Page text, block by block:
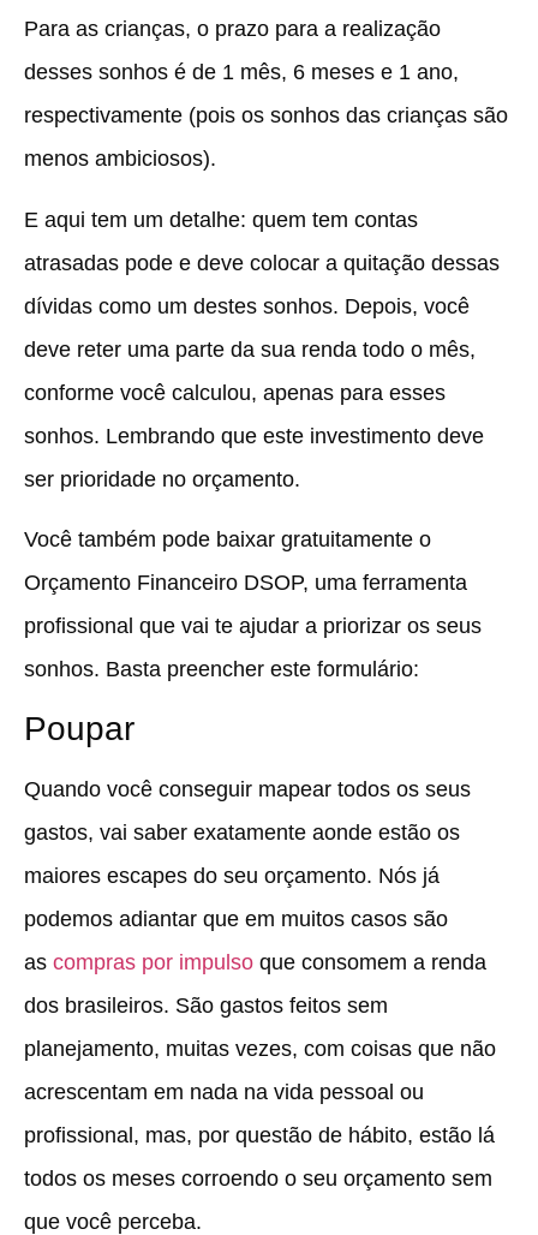
Para as crianças, o prazo para a realização
desses sonhos é de 1 mês, 6 meses e 1 ano,
respectivamente (pois os sonhos das crianças são
menos ambiciosos).
E aqui tem um detalhe: quem tem contas
atrasadas pode e deve colocar a quitação dessas
dívidas como um destes sonhos. Depois, você
deve reter uma parte da sua renda todo o mês,
conforme você calculou, apenas para esses
sonhos. Lembrando que este investimento deve
ser prioridade no orçamento.
Você também pode baixar gratuitamente o
Orçamento Financeiro DSOP, uma ferramenta
profissional que vai te ajudar a priorizar os seus
sonhos. Basta preencher este formulário:
Poupar
Quando você conseguir mapear todos os seus
gastos, vai saber exatamente aonde estão os
maiores escapes do seu orçamento. Nós já
podemos adiantar que em muitos casos são
as compras por impulso que consomem a renda
dos brasileiros. São gastos feitos sem
planejamento, muitas vezes, com coisas que não
acrescentam em nada na vida pessoal ou
profissional, mas, por questão de hábito, estão lá
todos os meses corroendo o seu orçamento sem
que você perceba.